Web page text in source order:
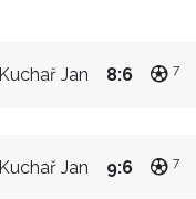
Jan 8:6 7
Jan 9:6 7